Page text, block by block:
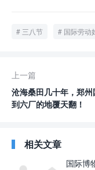
三八节 国际劳动
上一篇
沧海桑田几十年，郑
到六厂的地覆天翻！
相关文章
国际博